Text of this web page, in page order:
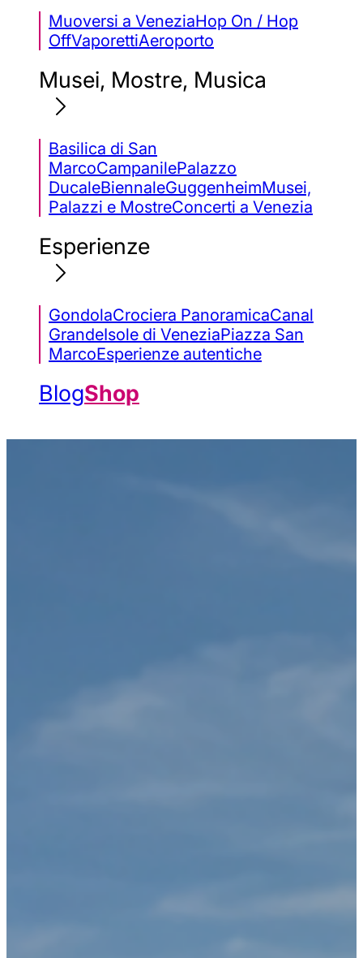
Muoversi a VeneziaHop On / Hop
OffVaporettiAeroporto
Musei, Mostre, Musica
Basilica di San
MarcoCampanilePalazzo
DucaleBiennaleGuggenheimMusei,
Palazzi e MostreConcerti a Venezia
Esperienze
GondolaCrociera PanoramicaCanal
GrandeIsole di VeneziaPiazza San
MarcoEsperienze autentiche
BlogShop